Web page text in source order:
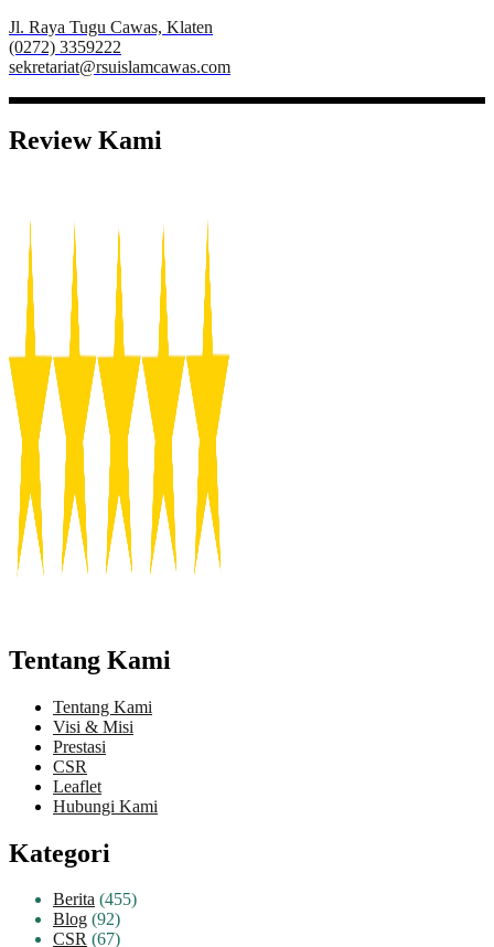
Jl. Raya Tugu Cawas, Klaten
(0272) 3359222
sekretariat@rsuislamcawas.com
Review Kami
Tentang Kami
Tentang Kami
Visi & Misi
Prestasi
CSR
Leaflet
Hubungi Kami
Kategori
Berita (455)
Blog (92)
CSR (67)